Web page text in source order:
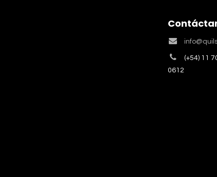
(+54) 11
0612